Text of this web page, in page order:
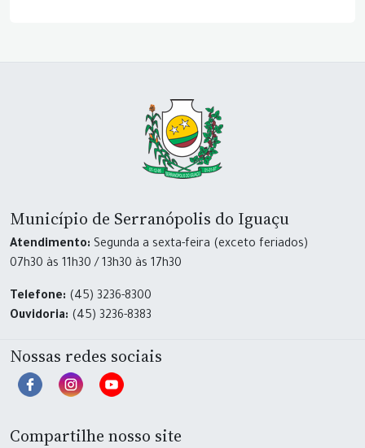
Município de Serranópolis do Iguaçu
Atendimento: Segunda a sexta-feira (exceto feriados)
07h30 às 11h30 / 13h30 às 17h30
Telefone: (45) 3236-8300
Ouvidoria: (45) 3236-8383
Nossas redes sociais
Compartilhe nosso site